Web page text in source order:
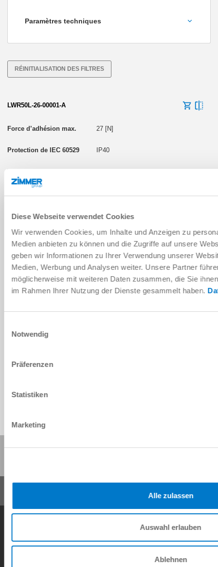
Diese Webseite verwendet Cookies
Wir verwenden Cookies, um Inhalte und Anzeigen zu
Medien anbieten zu können und die Zugriffe auf unsere
geben wir Informationen zu Ihrer Verwendung unserer
Medien, Werbung und Analysen weiter. Unsere Partner
möglicherweise mit weiteren Daten zusammen, die Sie
im Rahmen Ihrer Nutzung der Dienste gesammelt haben.
Notwendig
Präferenzen
Statistiken
Marketing
Alle zulassen
Auswahl erlauben
Ablehnen
Paramètres techniques
RÉINITIALISATION DES FILTRES
LWR50L-26-00001-A
27 [N]
IP40
IP40
100000
Partager cette page :
Conditions générales de vente Protection des données
Mentions légales
Copyright © ZIMMER GROUP 2026